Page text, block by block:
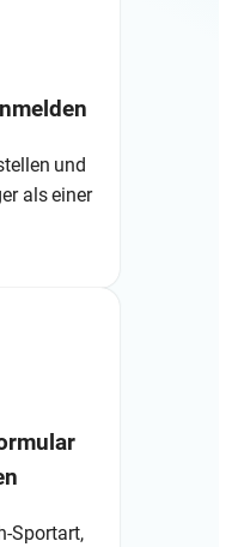
und
als einer
Sportart,